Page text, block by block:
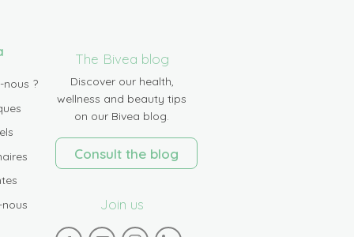
nous ?
The Bivea blog
Discover our health,
wellness and beauty tips
on our Bivea blog.
Consult the blog
Join us